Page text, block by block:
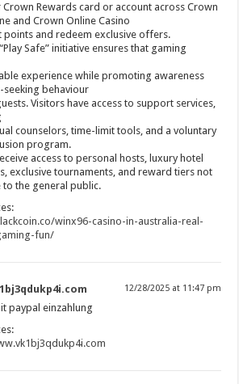
Crown Rewards card or account across Crown
and Crown Online Casino
points and redeem exclusive offers.
Safe” initiative ensures that gaming
experience while promoting awareness
seeking behaviour
Visitors have access to support services,
counselors, time-limit tools, and a voluntary
program.
access to personal hosts, luxury hotel
exclusive tournaments, and reward tiers not
to the general public.
winx96-casino-in-australia-real-
fun/
12/28/2025 at 11:47 pm
paypal einzahlung